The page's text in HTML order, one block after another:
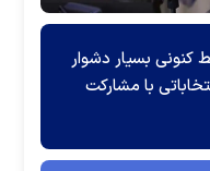
کنونی بسیار دشوار
با مشارکت